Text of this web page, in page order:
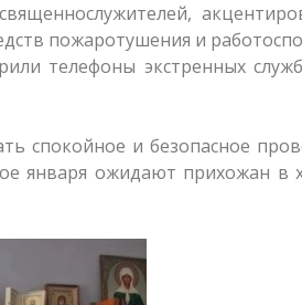
пожаротушения и
телефоны экстренных
спокойное и безопасное
января ожидают прихожан в